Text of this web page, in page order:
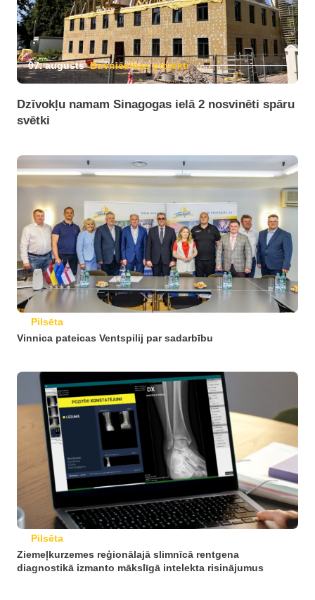
07. augusts Būvniecības projekti
Dzīvokļu namam Sinagogas ielā 2 nosvinēti spāru
svētki
Pilsēta
Vinnica pateicas Ventspilij par sadarbību
Pilsēta
Ziemeļkurzemes reģionālajā slimnīcā rentgena
diagnostikā izmanto mākslīgā intelekta risinājumus